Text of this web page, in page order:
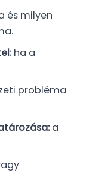
és milyen
ha a
probléma
a